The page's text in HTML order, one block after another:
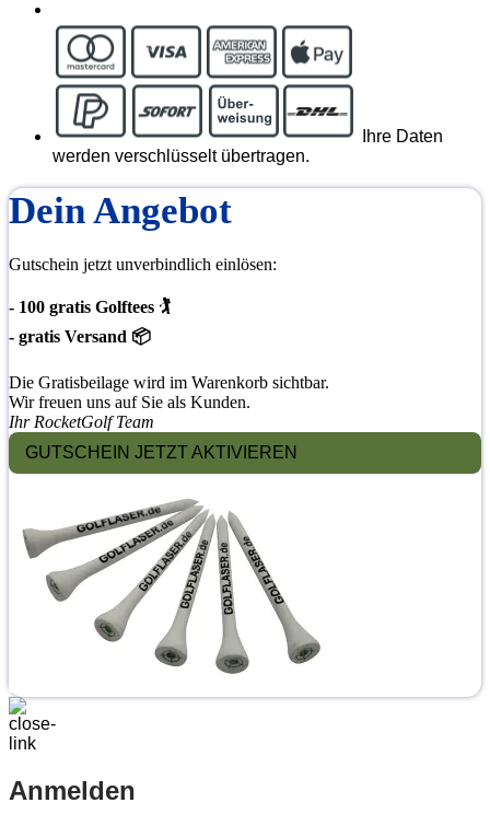
Ihre Daten
werden verschlüsselt übertragen.
Dein Angebot
Gutschein jetzt unverbindlich einlösen:
- 100 gratis Golftees 🏌
- gratis Versand 📦
Die Gratisbeilage wird im Warenkorb sichtbar.
Wir freuen uns auf Sie als Kunden.
Ihr RocketGolf Team
GUTSCHEIN JETZT AKTIVIEREN
Anmelden